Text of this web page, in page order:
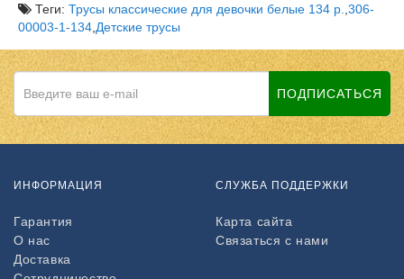
Теги: Трусы классические для девочки белые 134 р. 306-
00003-1-134 Детские трусы
ПОДПИСАТЬСЯ
ИНФОРМАЦИЯ
Гарантия
О нас
Доставка
СЛУЖБА ПОДДЕРЖКИ
Карта сайта
Связаться с нами